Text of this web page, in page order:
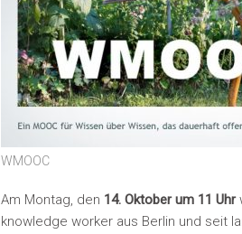
WMOOC
Am Montag, den 14. Oktober um 11 Uhr
knowledge worker aus Berlin und seit